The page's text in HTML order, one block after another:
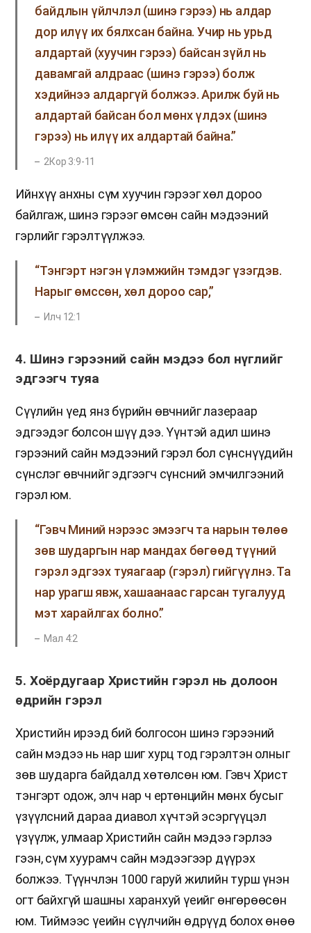
байдлын үйлчлэл (шинэ гэрээ) нь алдар
дор илүү их бялхсан байна. Учир нь урьд
алдартай (хуучин гэрээ) байсан зүйл нь
давамгай алдраас (шинэ гэрээ) болж
хэдийнээ алдаргүй болжээ. Арилж буй нь
алдартай байсан бол мөнх үлдэх (шинэ
гэрээ) нь илүү их алдартай байна.”
2Кор 3:9-11
Ийнхүү анхны сүм хуучин гэрээг хөл дороо
байлгаж, шинэ гэрээг өмсөн сайн мэдээний
гэрлийг гэрэлтүүлжээ.
“Тэнгэрт нэгэн үлэмжийн тэмдэг үзэгдэв.
Нарыг өмссөн, хөл дороо сар,”
Илч 12:1
4. Шинэ гэрээний сайн мэдээ бол нүглийг
эдгээгч туяа
Сүүлийн үед янз бүрийн өвчнийг лазераар
эдгээдэг болсон шүү дээ. Үүнтэй адил шинэ
гэрээний сайн мэдээний гэрэл бол сүнснүүдийн
сүнслэг өвчнийг эдгээгч сүнсний эмчилгээний
гэрэл юм.
“Гэвч Миний нэрээс эмээгч та нарын төлөө
зөв шударгын нар мандах бөгөөд түүний
гэрэл эдгээх туяагаар (гэрэл) гийгүүлнэ. Та
нар урагш явж, хашаанаас гарсан тугалууд
мэт харайлгах болно.”
Мал 4:2
5. Хоёрдугаар Христийн гэрэл нь долоон
өдрийн гэрэл
Христийн ирээд бий болгосон шинэ гэрээний
сайн мэдээ нь нар шиг хурц тод гэрэлтэн олныг
зөв шударга байдалд хөтөлсөн юм. Гэвч Христ
тэнгэрт одож, элч нар ч ертөнцийн мөнх бусыг
үзүүлсний дараа диавол хүчтэй эсэргүүцэл
үзүүлж, улмаар Христийн сайн мэдээ гэрлээ
гээн, сүм хуурамч сайн мэдээгээр дүүрэх
болжээ. Түүнчлэн 1000 гаруй жилийн турш үнэн
огт байхгүй шашны харанхуй үеийг өнгөрөөсөн
юм. Тиймээс үеийн сүүлчийн өдрүүд болох өнөө